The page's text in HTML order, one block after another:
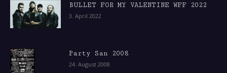
BULLET FOR MY VALENTINE WFF 2022
3. April 2022
Party San 2008
24. August 2008